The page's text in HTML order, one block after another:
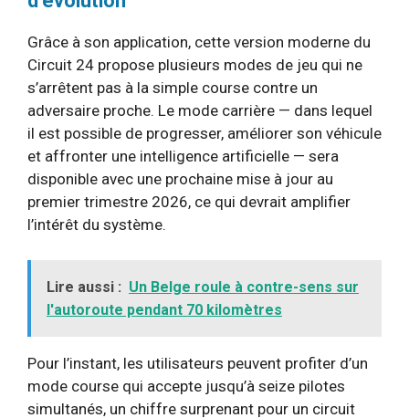
Grâce à son application, cette version moderne du
Circuit 24 propose plusieurs modes de jeu qui ne
s’arrêtent pas à la simple course contre un
adversaire proche. Le mode carrière — dans lequel
il est possible de progresser, améliorer son véhicule
et affronter une intelligence artificielle — sera
disponible avec une prochaine mise à jour au
premier trimestre 2026, ce qui devrait amplifier
l’intérêt du système.
Lire aussi : Un Belge roule à contre-sens sur
l'autoroute pendant 70 kilomètres
Pour l’instant, les utilisateurs peuvent profiter d’un
mode course qui accepte jusqu’à seize pilotes
simultanés, un chiffre surprenant pour un circuit